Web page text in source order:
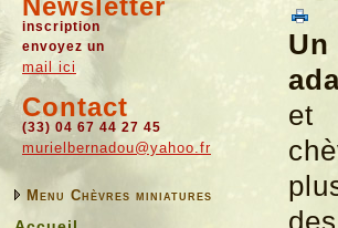
Newsletter
inscription
envoyez un
mail ici
Contact
(33) 04 67 44 27 45
murielbernadou@yahoo.fr
Menu Chèvres miniatures
et